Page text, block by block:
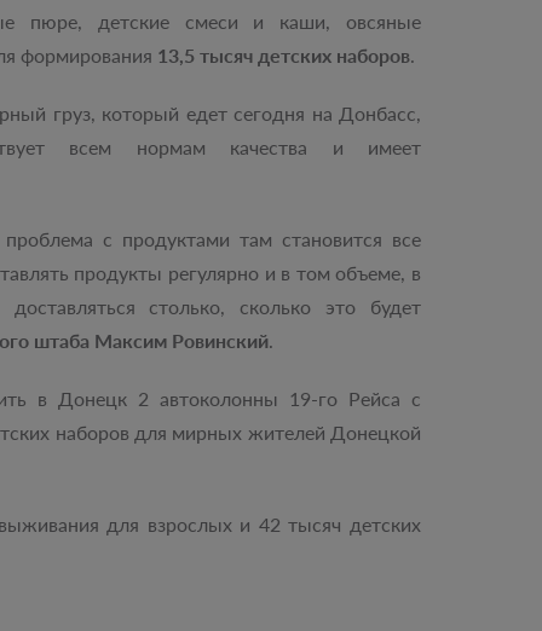
пюре, детские смеси и каши, овсяные
формирования 13,5 тысяч детских наборов.
груз, который едет сегодня на Донбасс,
всем нормам качества и имеет
с продуктами там становится все
продукты регулярно и в том объеме, в
столько, сколько это будет
штаба Максим Ровинский.
в Донецк 2 автоколонны 19-го Рейса с
наборов для мирных жителей Донецкой
для взрослых и 42 тысяч детских